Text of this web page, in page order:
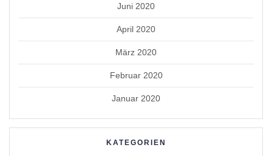
Juni 2020
April 2020
März 2020
Februar 2020
Januar 2020
KATEGORIEN